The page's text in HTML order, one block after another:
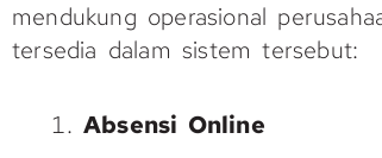
mendukung operasional
tersedia dalam sistem tersebut:
Absensi Online